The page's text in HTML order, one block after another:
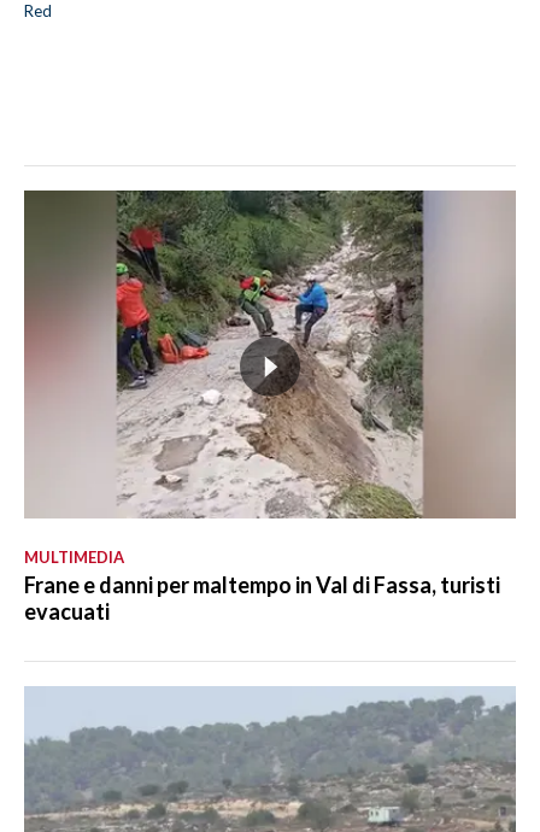
Red
MULTIMEDIA
Frane e danni per maltempo in Val di Fassa, turisti
evacuati